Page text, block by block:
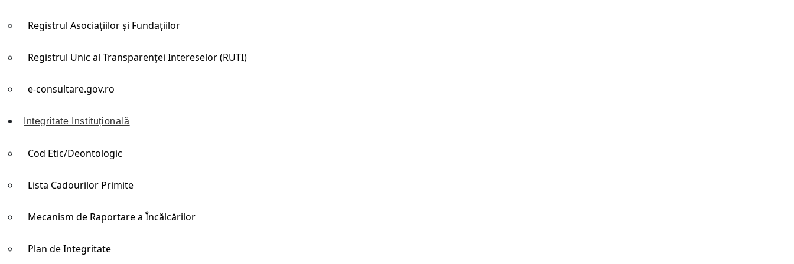
Registrul Asociațiilor și Fundațiilor
Registrul Unic al Transparenței Intereselor (RUTI)
e-consultare.gov.ro
Integritate Instituțională
Cod Etic/Deontologic
Lista Cadourilor Primite
Mecanism de Raportare a Încălcărilor
Plan de Integritate